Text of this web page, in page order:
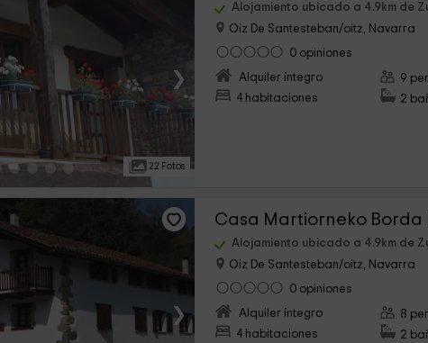
›
22 Fotos
Alojamiento ubicado a 4.9km de
Oiz De Santesteban/oitz, Navarra
0 opiniones
Alquiler íntegro
4 habitaciones
9
2
›
Casa Martiorneko Borda II
Alojamiento ubicado a 4.9km de
Oiz De Santesteban/oitz, Navarra
0 opiniones
Alquiler íntegro
4 habitaciones
8
2